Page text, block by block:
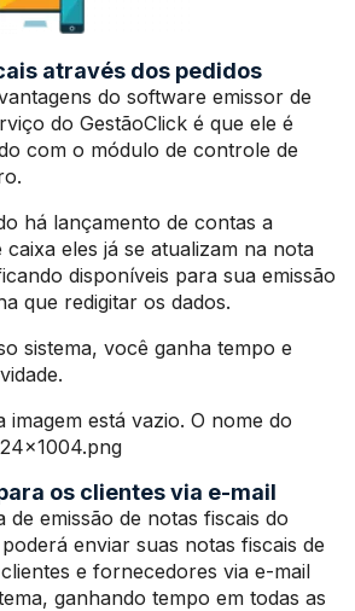
através dos pedidos
do software emissor de
do GestãoClick é que ele é
com o módulo de controle de
há lançamento de contas a
eles já se atualizam na nota
disponíveis para sua emissão
que redigitar os dados.
sistema, você ganha tempo e
imagem está vazio. O nome do
os clientes via e-mail
de emissão de notas fiscais do
enviar suas notas fiscais de
e fornecedores via e-mail
ganhando tempo em todas as